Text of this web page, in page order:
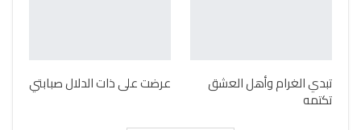
تبدي الغرام وأهل العشق
تكتمه
عرضت على ذات الدلال صبابتي